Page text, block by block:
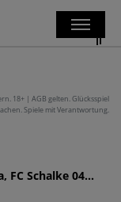
18+ | AGB gelten. Glücksspiel
Spiele mit Verantwortung.
FC Schalke 04…